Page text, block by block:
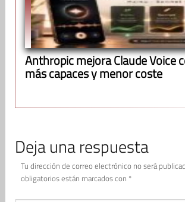
Anthropic mejora Claude Voice
más capaces y menor coste
Deja una respuesta
Tu dirección de correo electrónico no será
obligatorios están marcados con *